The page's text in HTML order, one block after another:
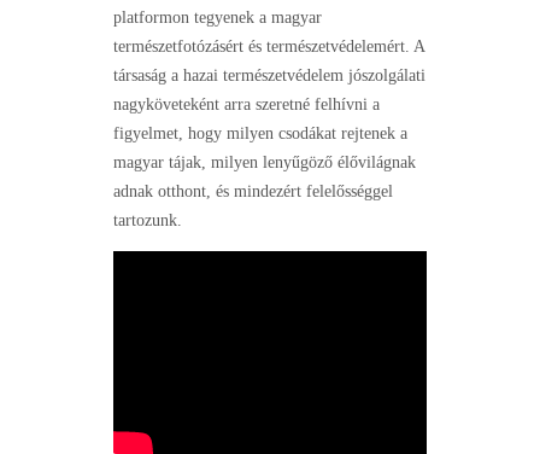
platformon tegyenek a magyar
természetfotózásért és természetvédelemért. A
társaság a hazai természetvédelem jószolgálati
nagyköveteként arra szeretné felhívni a
figyelmet, hogy milyen csodákat rejtenek a
magyar tájak, milyen lenyűgöző élővilágnak
adnak otthont, és mindezért felelősséggel
tartozunk.